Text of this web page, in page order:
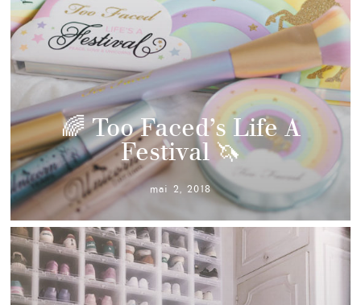
🌈 Too Faced’s Life A
Festival 🦄
mai 2, 2018